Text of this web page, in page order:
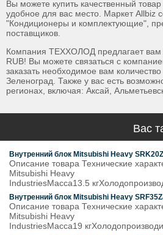
Вы можете купить качественный
удобное для вас место. Маркет Allbiz
"Кондиционеры и комплектующие",
поставщиков.
Компания ТЕХХОЛОД предлагает вам
RUB! Вы можете связаться с
заказать необходимое вам
Зеленоград. Также у вас есть
регионах, включая: Аксай,
Вас
Внутренний блок Mitsubishi Heavy
Описание товара Технические
Mitsubishi Heavy
IndustriesМасса13.5
Внутренний блок Mitsubishi Heavy
Описание товара Технические
Mitsubishi Heavy
IndustriesМасса19